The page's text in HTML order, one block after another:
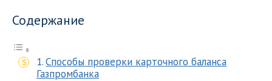
Содержание
Способы проверки карточного баланса
Газпромбанка